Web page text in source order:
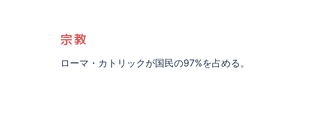
宗教
ローマ・カトリックが国民の97%を占める。